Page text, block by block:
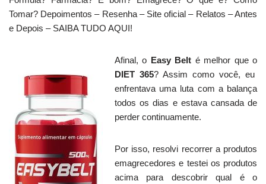
Tomar? Depoimentos – Resenha – Site oficial – Relatos – Antes
e Depois – SAIBA TUDO AQUI!
Afinal, o Easy Belt é melhor que o
DIET 365? Assim como você, eu
enfrentava uma luta com a balança
todos os dias e estava cansada de
perder continuamente.
Por isso, resolvi recorrer a produtos
emagrecedores e testei os produtos
acima para descobrir qual é o